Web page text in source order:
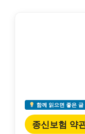
함께 읽으면 좋은 글
종신보험 약